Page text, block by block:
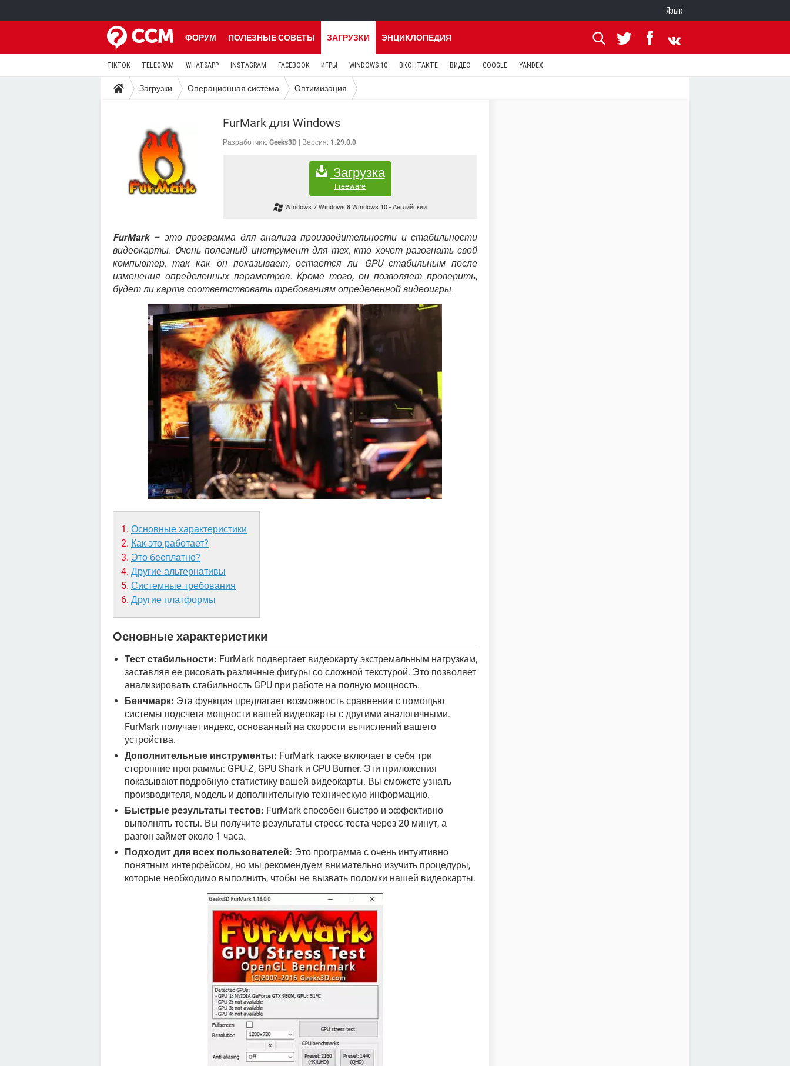
Язык
ФОРУМ ПОЛЕЗНЫЕ СОВЕТЫ ЗАГРУЗКИ ЭНЦИКЛОПЕДИЯ
TIKTOK TELEGRAM WHATSAPP INSTAGRAM FACEBOOK ИГРЫ WINDOWS 10 ВКОНТАКТЕ ВИДЕО GOOGLE YANDEX
Загрузки Операционная система Оптимизация
FurMark для Windows
Разработчик: Geeks3D Версия: 1.29.0.0
Загрузка
Freeware
Windows 7 Windows 8 Windows 10-Английский
FurMark– это программа для анализа производительности и стабильности
видеокарты. Oчень полезный инструмент для тех, кто хочет разогнать свой
компьютер, так как он показывает, остается ли GPU стабильным после
изменения определенных параметров. Кроме того, он позволяет проверить,
будет ли карта соответствовать требованиям определенной видеоигры.
Основные характеристики
Как это работает?
Это бесплатно?
Другие альтернативы
Системные требования
Другие платформы
Основные характеристики
Тест стабильности: FurMark подвергает видеокарту экстремальным нагрузкам,
заставляя ее рисовать различные фигуры со сложной текстурой. Это позволяет
анализировать стабильность GPU при работе на полную мощность.
Бенчмарк: Эта функция предлагает возможность сравнения с помощью
системы подсчета мощности вашей видеокарты с другими аналогичными.
FurMark получает индекс, основанный на скорости вычислений вашего
устройства.
Дополнительные инструменты: FurMark также включает в себя три
сторонние программы: GPU-Z, GPU Shark и CPU Burner. Эти приложения
показывают подробную статистику вашей видеокарты. Вы сможете узнать
производителя, модель и дополнительную техническую информацию.
Быстрые результаты тестов: FurMark способен быстро и эффективно
выполнять тесты. Вы получите результаты стресс-теста через 20 минут, а
разгон займет около 1 часа.
Подходит для всех пользователей: Это программа с очень интуитивно
понятным интерфейсом, но мы рекомендуем внимательно изучить процедуры,
которые необходимо выполнить, чтобы не вызвать поломки нашей видеокарты.